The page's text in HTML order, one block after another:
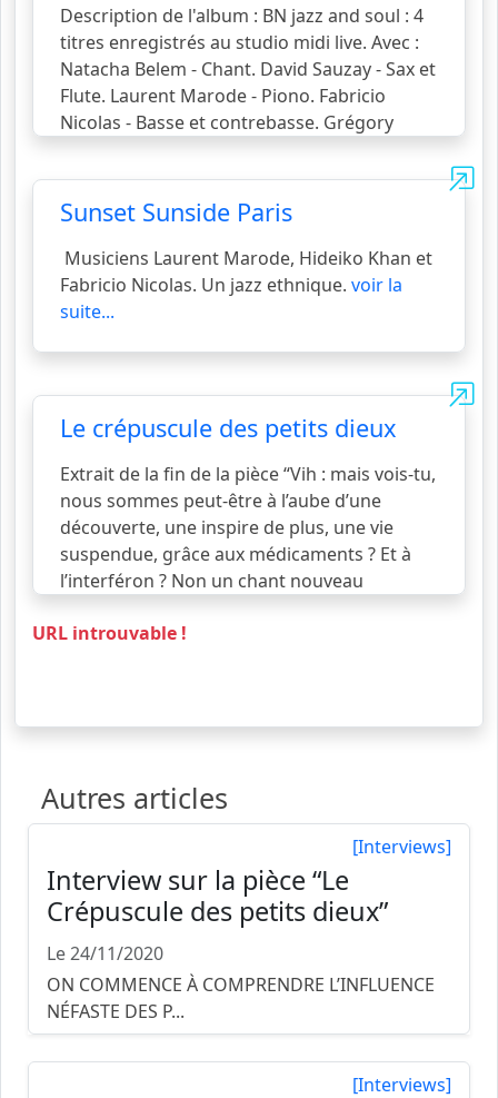
voir la suite...
Description de l'album : BN jazz and soul : 4
titres enregistrés au studio midi live. Avec :
Natacha Belem - Chant. David Sauzay - Sax et
Flute. Laurent Marode - Piono. Fabricio
Nicolas - Basse et contrebasse. Grégory
voir la suite...
Sunset Sunside Paris
Musiciens Laurent Marode, Hideiko Khan et
Fabricio Nicolas. Un jazz ethnique. voir la
suite...
Le crépuscule des petits dieux
Extrait de la fin de la pièce “Vih : mais vois-tu,
nous sommes peut-être à l’aube d’une
découverte, une inspire de plus, une vie
suspendue, grâce aux médicaments ? Et à
l’interféron ? Non un chant nouveau
Imagine un instant le choc des titans ne sera
URL introuvable !
Autres articles
[Interviews]
Interview sur la pièce “Le
Crépuscule des petits dieux”
Le 24/11/2020
ON COMMENCE À COMPRENDRE L’INFLUENCE
NÉFASTE DES P...
[Interviews]